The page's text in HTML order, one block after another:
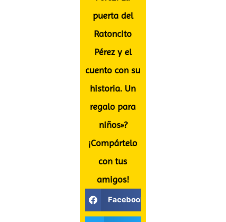
puerta del
Ratoncito
Pérez y el
cuento con su
historia. Un
regalo para
niños»?
¡Compártelo
con tus
amigos!
Facebook